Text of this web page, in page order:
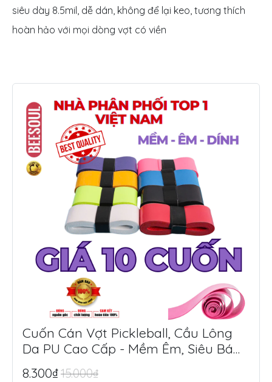
siêu dày 8.5mil, dễ dán, không để lại keo, tương thích
hoàn hảo với mọi dòng vợt có viền
Cuốn Cán Vợt Pickleball, Cầu Lông
Da PU Cao Cấp - Mềm Êm, Siêu Bám
Tay, Chống Trượt Tối Ưu
8.300₫15.000₫